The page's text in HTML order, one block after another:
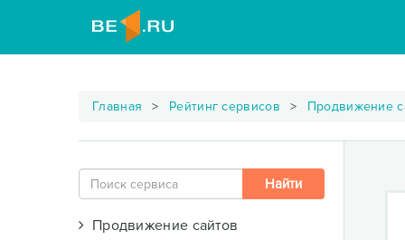
Главная Рейтинг сервисов Продвижение
Продвижение сайтов